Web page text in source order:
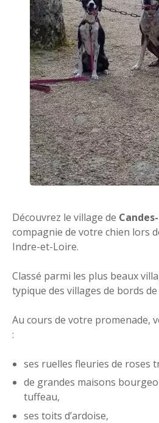
Découvrez le village de
compagnie de votre chien lors
Indre-et-Loire.
Classé parmi les plus beaux
typique des villages de bords
Au cours de votre promenade,
:
ses ruelles fleuries de roses
de grandes maisons
tuffeau,
ses toits d’ardoise,